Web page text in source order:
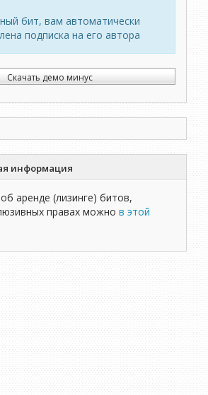
бит, вам автоматически
подписка на его автора
Скачать демо минус
информация
аренде (лизинге) битов,
правах можно в этой